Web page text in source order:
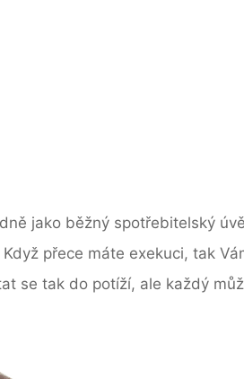
jako běžný spotřebitelský
přece máte exekuci, tak
se tak do potíží, ale každý